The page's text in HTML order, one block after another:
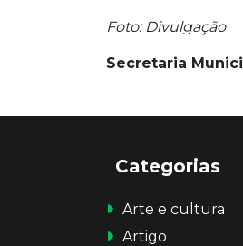
Foto: Divulgação
Secretaria
Categorias
Arte e cultura
Artigo